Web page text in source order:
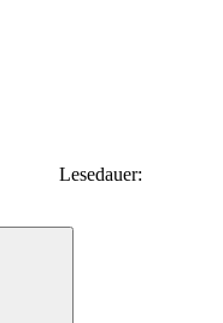
Lesedauer: